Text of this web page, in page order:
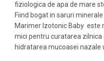
fiziologica de apa de mare
Fiind bogat in saruri
Marimer Izotonic Baby este
mici pentru curatarea zilnica
hidratarea mucoasei nazale